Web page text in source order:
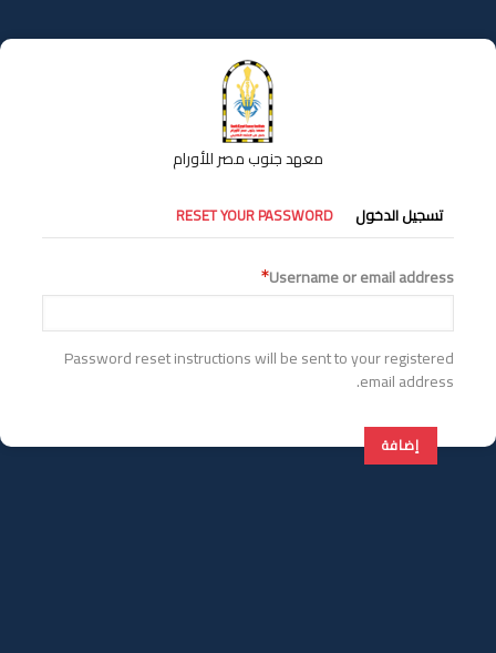
إلى
المحتوى
معهد جنوب مصر للأورام
التبويبات
الأساسية
تسجيل الدخول RESET YOUR PASSWORD
Username or email address
Password reset instructions will be sent to your registered
email address.